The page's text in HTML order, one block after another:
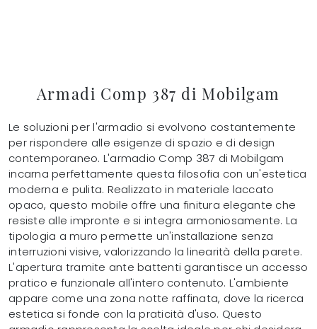
Armadi Comp 387 di Mobilgam
Le soluzioni per l'armadio si evolvono costantemente
per rispondere alle esigenze di spazio e di design
contemporaneo. L'armadio Comp 387 di Mobilgam
incarna perfettamente questa filosofia con un'estetica
moderna e pulita. Realizzato in materiale laccato
opaco, questo mobile offre una finitura elegante che
resiste alle impronte e si integra armoniosamente. La
tipologia a muro permette un'installazione senza
interruzioni visive, valorizzando la linearità della parete.
L'apertura tramite ante battenti garantisce un accesso
pratico e funzionale all'intero contenuto. L'ambiente
appare come una zona notte raffinata, dove la ricerca
estetica si fonde con la praticità d'uso. Questo